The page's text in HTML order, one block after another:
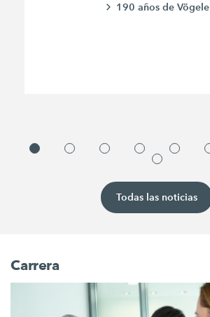
190 años de Vögele
Todas las noticias
Carrera